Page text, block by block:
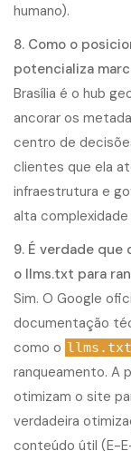
humano).
8. Como o
potencializa
Brasília é o hub
ancorar os
centro de
clientes que ela
infraestrutura e
alta
9. É verdade que
o llms.txt para
Sim. O Google
documentação
como o llms.txt
ranqueamento. A
otimizam o site
verdadeira
conteúdo útil (E-